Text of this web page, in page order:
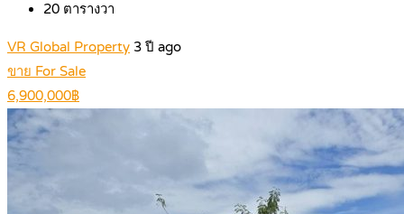
20 ตารางวา
VR Global Property 3 ปี ago
ขาย For Sale
6,900,000฿